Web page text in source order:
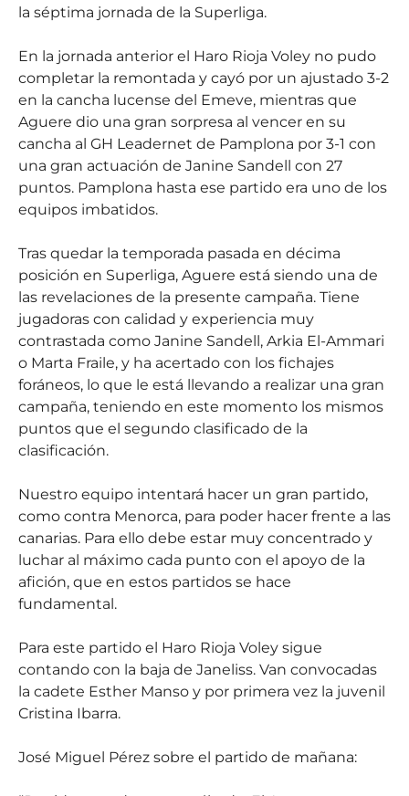
la séptima jornada de la Superliga.
En la jornada anterior el Haro Rioja Voley no pudo
completar la remontada y cayó por un ajustado 3-2
en la cancha lucense del Emeve, mientras que
Aguere dio una gran sorpresa al vencer en su
cancha al GH Leadernet de Pamplona por 3-1 con
una gran actuación de Janine Sandell con 27
puntos. Pamplona hasta ese partido era uno de los
equipos imbatidos.
Tras quedar la temporada pasada en décima
posición en Superliga, Aguere está siendo una de
las revelaciones de la presente campaña. Tiene
jugadoras con calidad y experiencia muy
contrastada como Janine Sandell, Arkia El-Ammari
o Marta Fraile, y ha acertado con los fichajes
foráneos, lo que le está llevando a realizar una gran
campaña, teniendo en este momento los mismos
puntos que el segundo clasificado de la
clasificación.
Nuestro equipo intentará hacer un gran partido,
como contra Menorca, para poder hacer frente a las
canarias. Para ello debe estar muy concentrado y
luchar al máximo cada punto con el apoyo de la
afición, que en estos partidos se hace
fundamental.
Para este partido el Haro Rioja Voley sigue
contando con la baja de Janeliss. Van convocadas
la cadete Esther Manso y por primera vez la juvenil
Cristina Ibarra.
José Miguel Pérez sobre el partido de mañana: